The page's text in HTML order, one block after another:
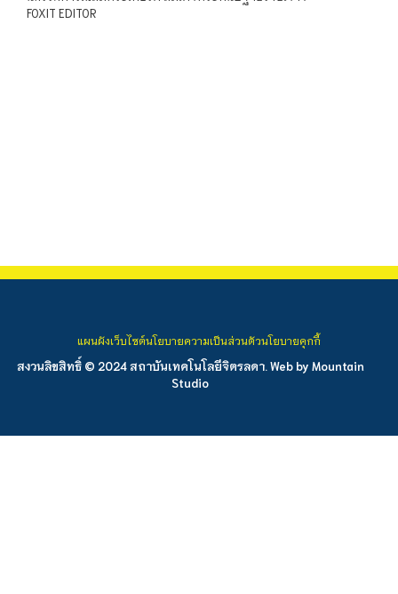
FOXIT EDITOR
สงวนลิขสิทธิ์ © 2024 สถาบันเทคโนโลยีจิตรลดา. Web by Mountain
Studio
แผนผังเว็บไซต์นโยบายความเป็นส่วนตัวนโยบายคุกกี้